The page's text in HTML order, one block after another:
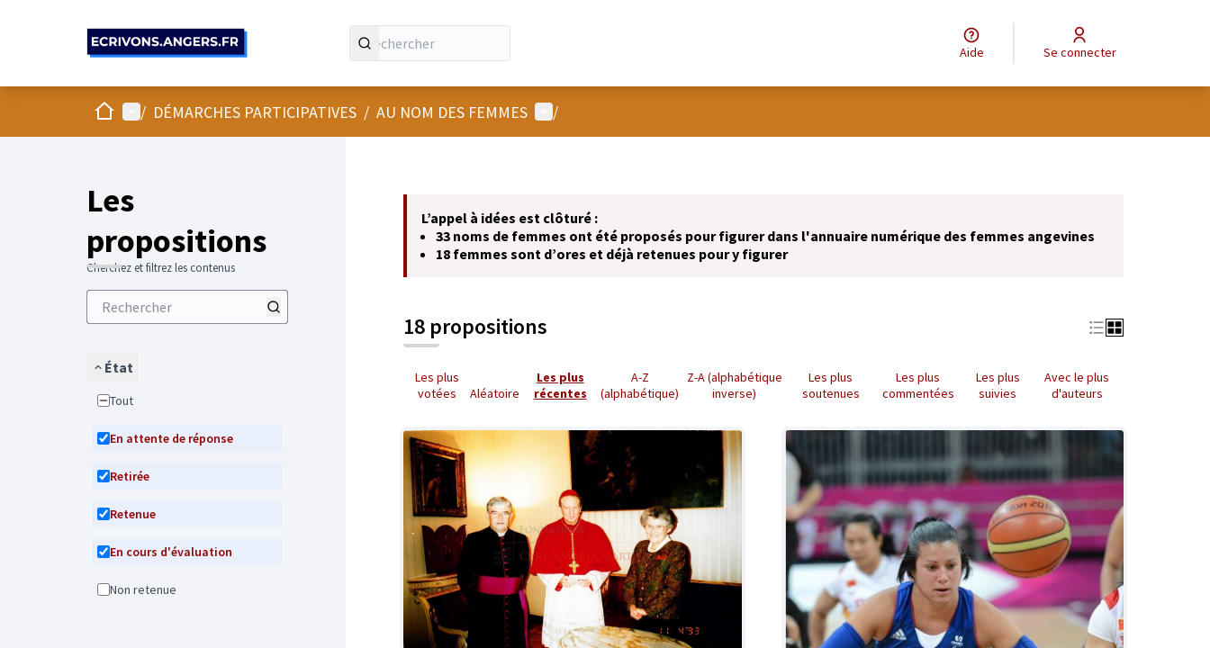
Aide Se connecter
AccueilMenu principal
/ DÉMARCHES PARTICIPATIVES / AU NOM DES FEMMES Menu utilisateur
/
Les
propositions
Cherchez et filtrez les contenus
État
Tout
En attente de réponse
Retirée
Retenue
En cours d'évaluation
Non retenue
L’appel à idées est clôturé :
33 noms de femmes ont été proposés pour figurer dans l'annuaire numérique des femmes angevines
18 femmes sont d’ores et déjà retenues pour y figurer
18 propositions
Les plus
votées
Aléatoire
Les plus
récentes
A-Z
(alphabétique)
Z-A (alphabétique
inverse)
Les plus
soutenues
Les plus
commentées
Les plus
suivies
Avec le plus
d'auteurs